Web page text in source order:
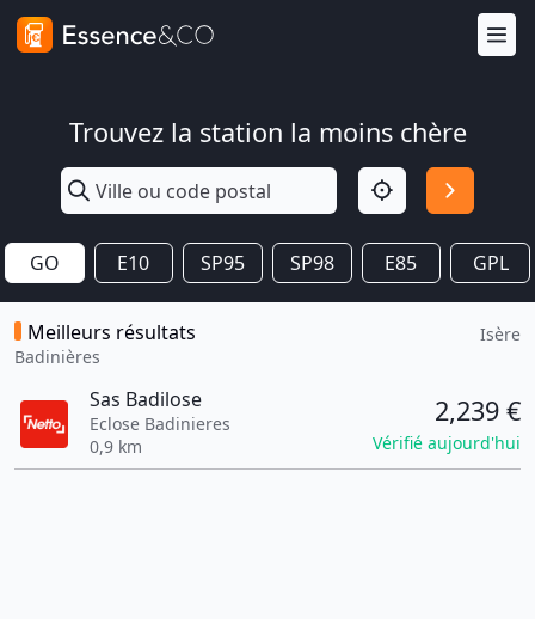
Trouvez la station la moins chère
GO E10 SP95 SP98 E85 GPL
Meilleurs résultats
Badinières
Isère
Sas Badilose
Eclose Badinieres
0,9 km
2,239 €
Vérifié aujourd'hui